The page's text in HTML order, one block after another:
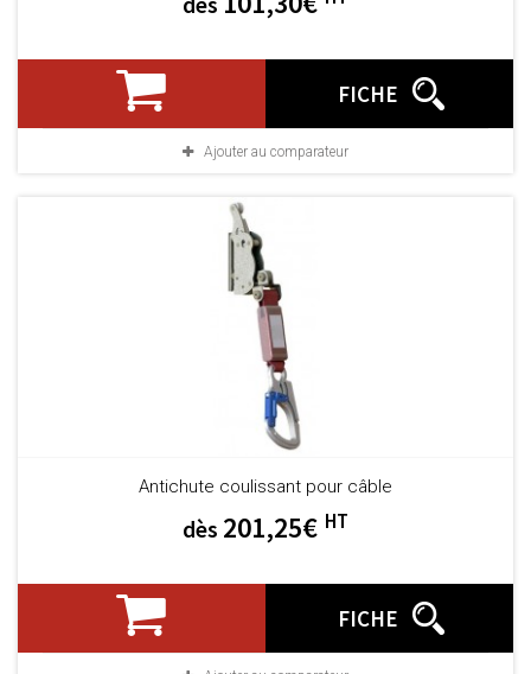
FICHE
Ajouter au comparateur
Antichute coulissant pour câble
dès 201,25€ HT
FICHE